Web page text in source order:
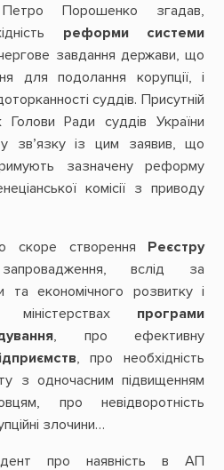
Порошенко згадав,
реформи системи
завдання держави, що
для подолання корупції, і
суддів. Присутній
Голови Ради суддів України
зв’язку із цим заявив, що
зазначену реформу
комісії з приводу
скоре створення Реєстру
вслід за
та економічного розвитку і
програми
, про ефективну
, про необхідність
з одночасним підвищенням
про невідворотність
злочини…
про наявність в АП